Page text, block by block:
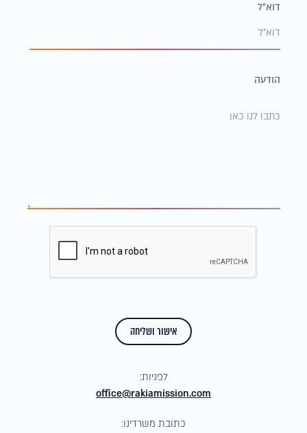
לפניות:
office@rakiamission.com
כתובת משרדינו:
דוא״ל
הודעה